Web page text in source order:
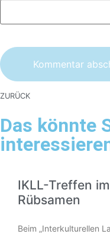
ZURÜCK
Das könnte
IKLL-Treffen
Rübsamen
Beim „Interkulturellen